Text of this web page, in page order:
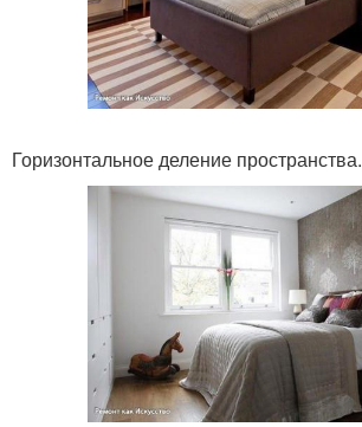
Горизонтальное деление пространства.